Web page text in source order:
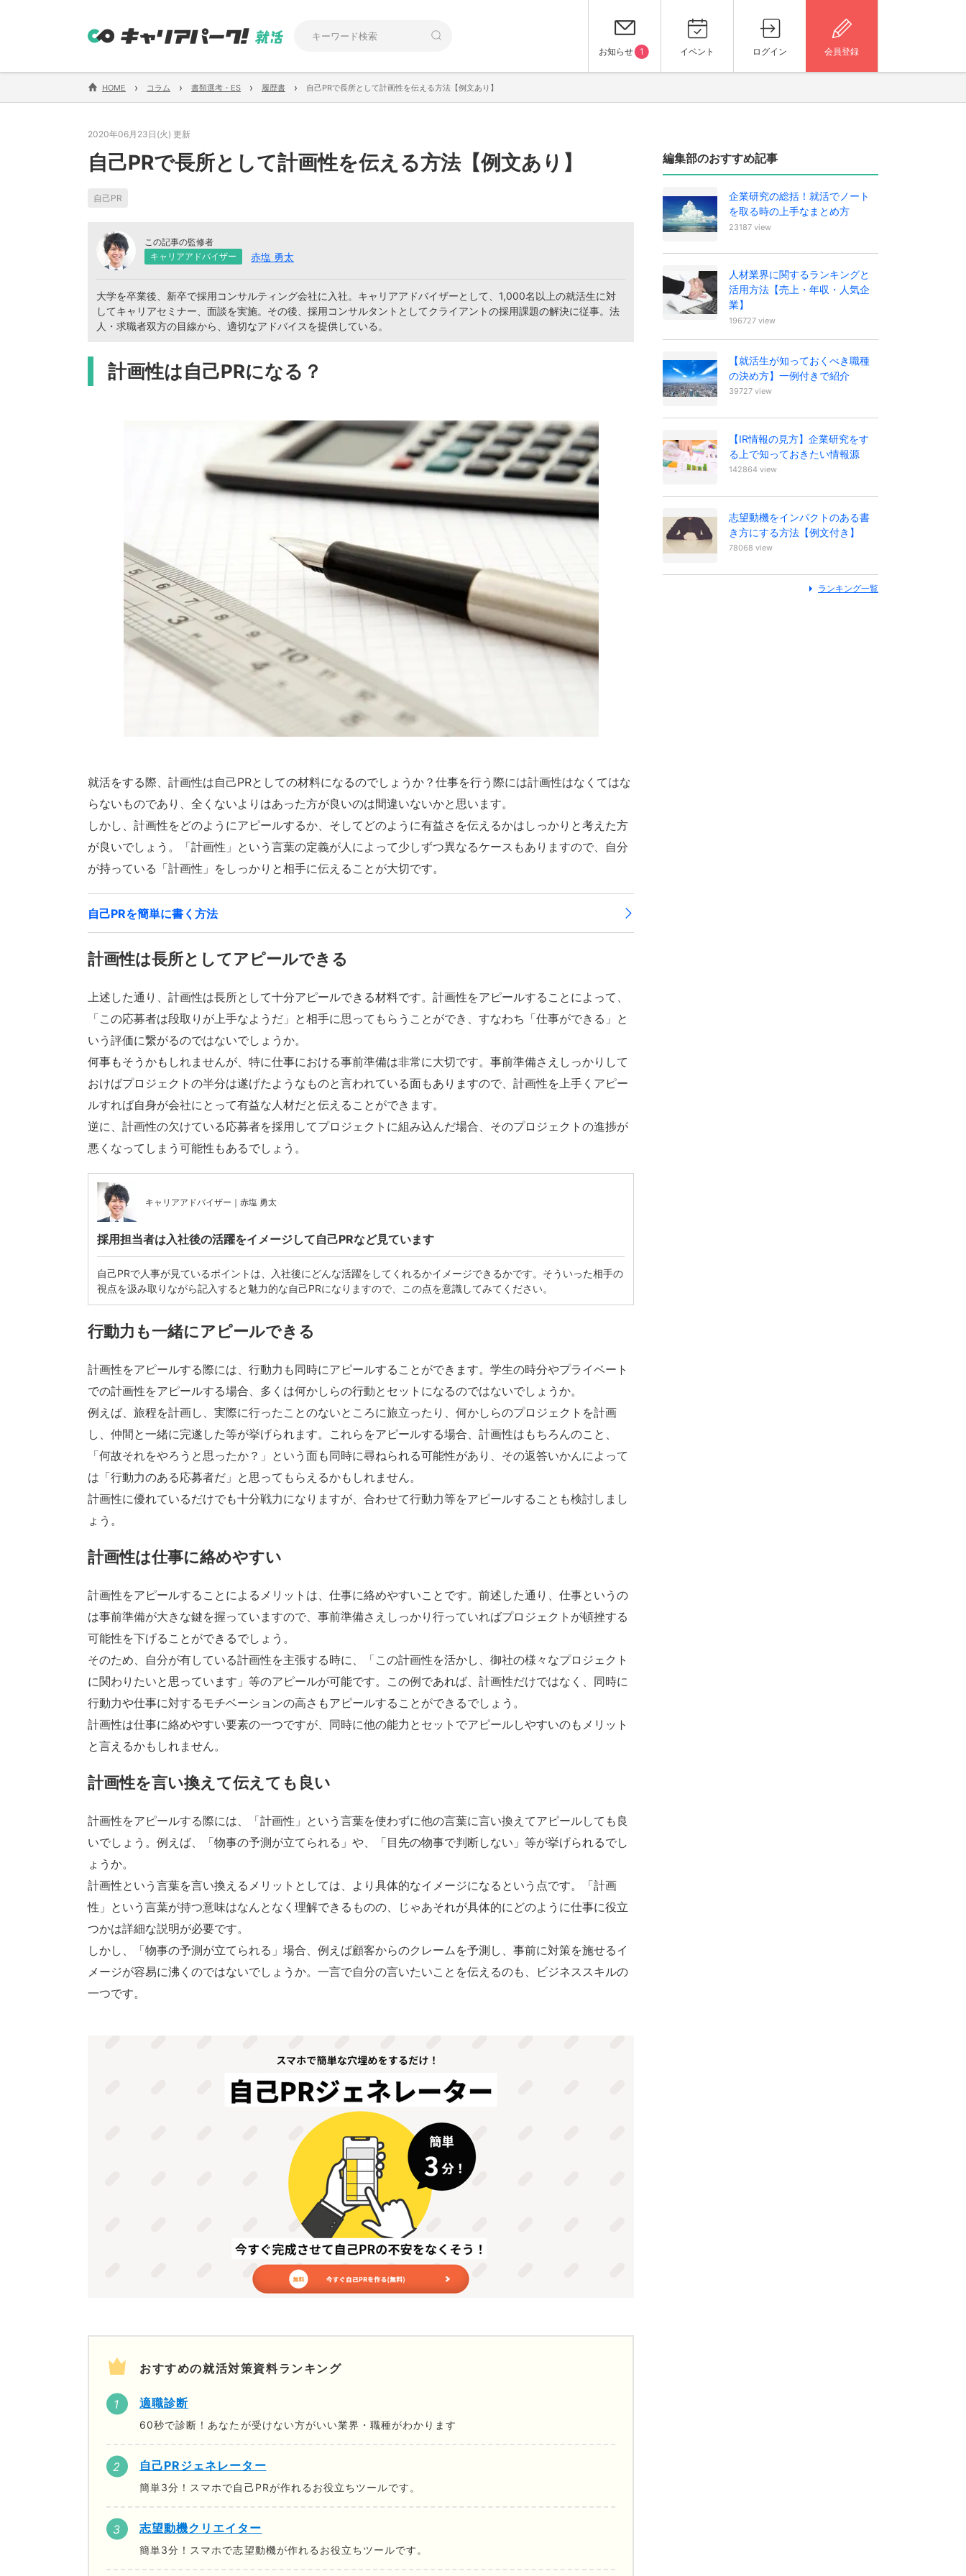
お知らせ 1 イベント ログイン 会員登録
HOME › コラム › 書類選考・ES › 履歴書 › 自己PRで長所として計画性を伝える方法【例文あり】
2020年06月23日(火) 更新
自己PRで長所として計画性を伝える方法【例文あり】
自己PR
この記事の監修者
キャリアアドバイザー
赤塩 勇太
大学を卒業後、新卒で採用コンサルティング会社に入社。キャリアアドバイザーとして、1,000名以上の就活生に対
してキャリアセミナー、面談を実施。その後、採用コンサルタントとしてクライアントの採用課題の解決に従事。法
人・求職者双方の目線から、適切なアドバイスを提供している。
計画性は自己PRになる？
就活をする際、計画性は自己PRとしての材料になるのでしょうか？仕事を行う際には計画性はなくてはな
らないものであり、全くないよりはあった方が良いのは間違いないかと思います。
しかし、計画性をどのようにアピールするか、そしてどのように有益さを伝えるかはしっかりと考えた方
が良いでしょう。「計画性」という言葉の定義が人によって少しずつ異なるケースもありますので、自分
が持っている「計画性」をしっかりと相手に伝えることが大切です。
自己PRを簡単に書く方法
計画性は長所としてアピールできる
上述した通り、計画性は長所として十分アピールできる材料です。計画性をアピールすることによって、
「この応募者は段取りが上手なようだ」と相手に思ってもらうことができ、すなわち「仕事ができる」と
いう評価に繋がるのではないでしょうか。
何事もそうかもしれませんが、特に仕事における事前準備は非常に大切です。事前準備さえしっかりして
おけばプロジェクトの半分は遂げたようなものと言われている面もありますので、計画性を上手くアピー
ルすれば自身が会社にとって有益な人材だと伝えることができます。
逆に、計画性の欠けている応募者を採用してプロジェクトに組み込んだ場合、そのプロジェクトの進捗が
悪くなってしまう可能性もあるでしょう。
キャリアアドバイザー｜赤塩 勇太
採用担当者は入社後の活躍をイメージして自己PRなど見ています
自己PRで人事が見ているポイントは、入社後にどんな活躍をしてくれるかイメージできるかです。そういった相手の
視点を汲み取りながら記入すると魅力的な自己PRになりますので、この点を意識してみてください。
行動力も一緒にアピールできる
計画性をアピールする際には、行動力も同時にアピールすることができます。学生の時分やプライベート
での計画性をアピールする場合、多くは何かしらの行動とセットになるのではないでしょうか。
例えば、旅程を計画し、実際に行ったことのないところに旅立ったり、何かしらのプロジェクトを計画
し、仲間と一緒に完遂した等が挙げられます。これらをアピールする場合、計画性はもちろんのこと、
「何故それをやろうと思ったか？」という面も同時に尋ねられる可能性があり、その返答いかんによって
は「行動力のある応募者だ」と思ってもらえるかもしれません。
計画性に優れているだけでも十分戦力になりますが、合わせて行動力等をアピールすることも検討しまし
ょう。
計画性は仕事に絡めやすい
計画性をアピールすることによるメリットは、仕事に絡めやすいことです。前述した通り、仕事というの
は事前準備が大きな鍵を握っていますので、事前準備さえしっかり行っていればプロジェクトが頓挫する
可能性を下げることができるでしょう。
そのため、自分が有している計画性を主張する時に、「この計画性を活かし、御社の様々なプロジェクト
に関わりたいと思っています」等のアピールが可能です。この例であれば、計画性だけではなく、同時に
行動力や仕事に対するモチベーションの高さもアピールすることができるでしょう。
計画性は仕事に絡めやすい要素の一つですが、同時に他の能力とセットでアピールしやすいのもメリット
と言えるかもしれません。
計画性を言い換えて伝えても良い
計画性をアピールする際には、「計画性」という言葉を使わずに他の言葉に言い換えてアピールしても良
いでしょう。例えば、「物事の予測が立てられる」や、「目先の物事で判断しない」等が挙げられるでし
ょうか。
計画性という言葉を言い換えるメリットとしては、より具体的なイメージになるという点です。「計画
性」という言葉が持つ意味はなんとなく理解できるものの、じゃあそれが具体的にどのように仕事に役立
つかは詳細な説明が必要です。
しかし、「物事の予測が立てられる」場合、例えば顧客からのクレームを予測し、事前に対策を施せるイ
メージが容易に沸くのではないでしょうか。一言で自分の言いたいことを伝えるのも、ビジネススキルの
一つです。
おすすめの就活対策資料ランキング
適職診断
60秒で診断！あなたが受けない方がいい業界・職種がわかります
自己PRジェネレーター
簡単3分！スマホで自己PRが作れるお役立ちツールです。
志望動機クリエイター
簡単3分！スマホで志望動機が作れるお役立ちツールです。
編集部のおすすめ記事
企業研究の総括！就活でノート
を取る時の上手なまとめ方
23187 view
人材業界に関するランキングと
活用方法【売上・年収・人気企
業】
196727 view
【就活生が知っておくべき職種
の決め方】一例付きで紹介
39727 view
【IR情報の見方】企業研究をす
る上で知っておきたい情報源
142864 view
志望動機をインパクトのある書
き方にする方法【例文付き】
78068 view
ランキング一覧